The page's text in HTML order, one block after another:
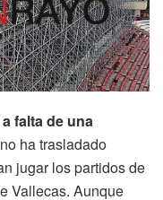
a falta de una
ha trasladado
jugar los partidos de
Vallecas. Aunque